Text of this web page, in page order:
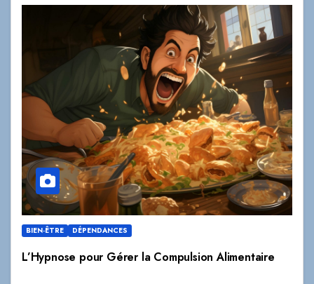
BIEN-ÊTRE DÉPENDANCES
L’Hypnose pour Gérer la Compulsion Alimentaire